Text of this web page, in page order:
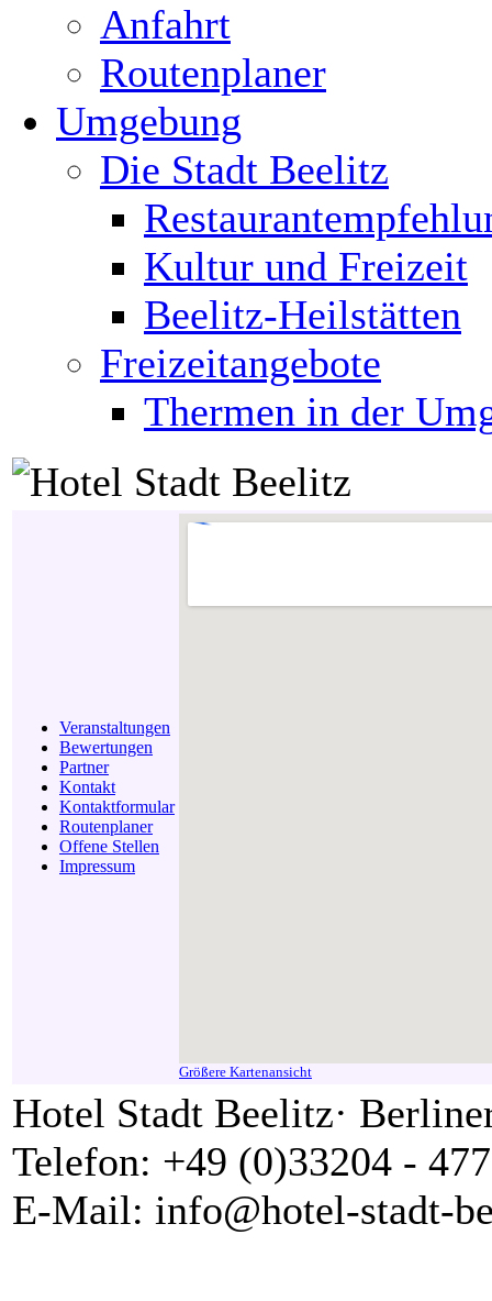
Anfahrt
Routenplaner
Umgebung
Die Stadt Beelitz
Kultur und Freizeit
Beelitz-Heilstätten
Freizeitangebote
Thermen in der
Veranstaltungen
Bewertungen
Partner
Kontakt
Kontaktformular
Routenplaner
Offene Stellen
Impressum
Größere Kartenansicht
Hotel Stadt Beelitz·
Telefon: +49 (0)33204 -
E-Mail: info@hotel-stadt-